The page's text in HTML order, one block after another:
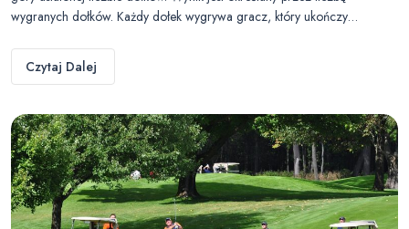
wygranych dołków. Każdy dołek wygrywa gracz, który ukończy…
Czytaj Dalej